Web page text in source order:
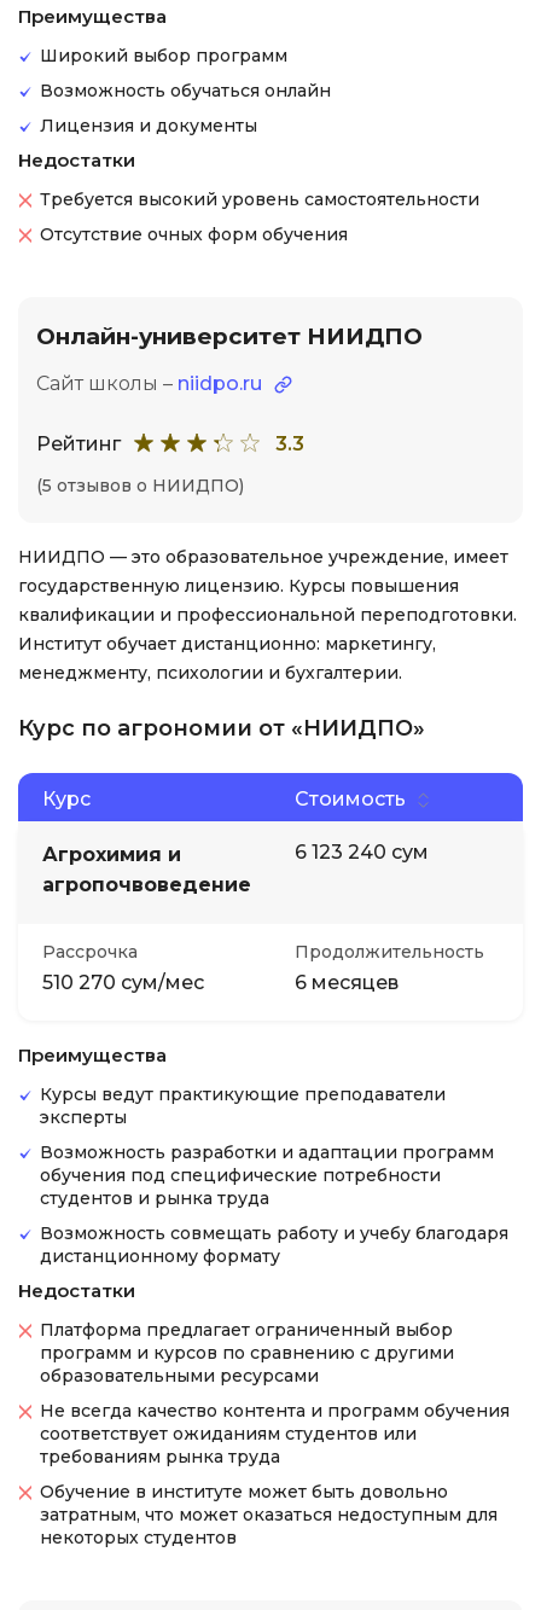
Преимущества
Широкий выбор программ
Возможность обучаться онлайн
Лицензия и документы
Недостатки
Требуется высокий уровень самостоятельности
Отсутствие очных форм обучения
Онлайн-университет НИИДПО
Сайт школы – niidpo.ru
Рейтинг 3.3
(5 отзывов о НИИДПО)
НИИДПО — это образовательное учреждение, имеет
государственную лицензию. Курсы повышения
квалификации и профессиональной переподготовки.
Институт обучает дистанционно: маркетингу,
менеджменту, психологии и бухгалтерии.
Курс по агрономии от «НИИДПО»
Курс Стоимость
Агрохимия и
агропочвоведение
6 123 240 сум
Рассрочка
510 270 сум/мес
Продолжительность
6 месяцев
Преимущества
Курсы ведут практикующие преподаватели
эксперты
Возможность разработки и адаптации программ
обучения под специфические потребности
студентов и рынка труда
Возможность совмещать работу и учебу благодаря
дистанционному формату
Недостатки
Платформа предлагает ограниченный выбор
программ и курсов по сравнению с другими
образовательными ресурсами
Не всегда качество контента и программ обучения
соответствует ожиданиям студентов или
требованиям рынка труда
Обучение в институте может быть довольно
затратным, что может оказаться недоступным для
некоторых студентов